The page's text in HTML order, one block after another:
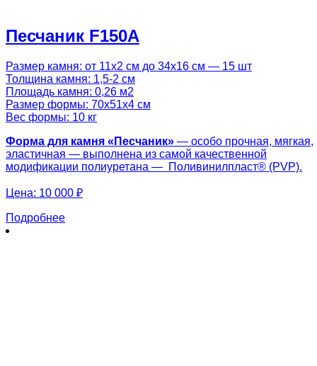
Песчаник F150A
Размер камня: от 11х2 см до 34х16 см — 15 шт
Толщина камня: 1,5-2 см
Площадь камня: 0,26 м2
Размер формы: 70х51х4 см
Вес формы: 10 кг
Форма для камня « Песчаник» — особо прочная, мягкая,
эластичная — выполнена из самой качественной
модификации полиуретана — Поливинилпласт® (PVP).
Цена: 10 000 ₽
Подробнее